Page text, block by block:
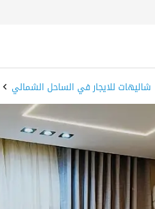
شاليهات للايجار في الساحل الشمالي